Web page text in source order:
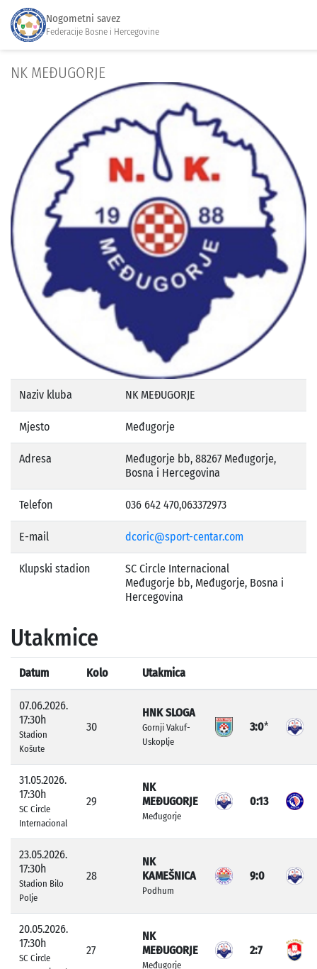
Nogometni savez
Federacije Bosne i Hercegovine
NK MEĐUGORJE
Naziv kluba NK MEĐUGORJE
Mjesto Međugorje
Adresa
Međugorje bb, 88267 Međugorje,
Bosna i Hercegovina
Telefon 036 642 470,063372973
E-mail dcoric@sport-centar.com
Klupski stadion
SC Circle Internacional
Međugorje bb, Međugorje, Bosna i
Hercegovina
Utakmice
Datum Kolo Utakmica
07.06.2026.
17:30h
Stadion
Košute
30
HNK SLOGA
Gornji Vakuf-
Uskoplje
3:0*
31.05.2026.
17:30h
SC Circle
Internacional
29
NK
MEĐUGORJE
Međugorje
0:13
23.05.2026.
17:30h
Stadion Bilo
Polje
28
NK
KAMEŠNICA
Podhum
9:0
20.05.2026.
17:30h
SC Circle
27
NK
MEĐUGORJE
Međugorje
2:7